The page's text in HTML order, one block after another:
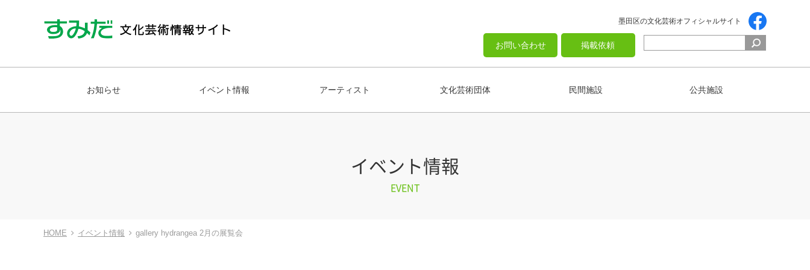
墨田区の文化芸術オフィシャルサイト
お問い合わせ 掲載依頼
お知らせ イベント情報 アーティスト 文化芸術団体 民間施設 公共施設
イベント情報
EVENT
HOME イベント情報 gallery hydrangea 2月の展覧会